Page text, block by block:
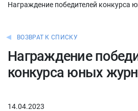
Награждение победителей конкурса
ВОЗВРАТ К СПИСКУ
Награждение
конкурса юных
14.04.2023